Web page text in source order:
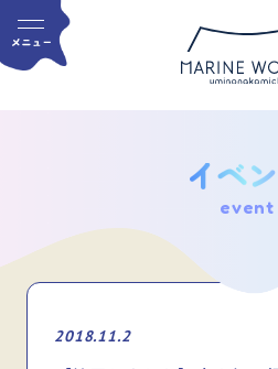
event
2018.11.2